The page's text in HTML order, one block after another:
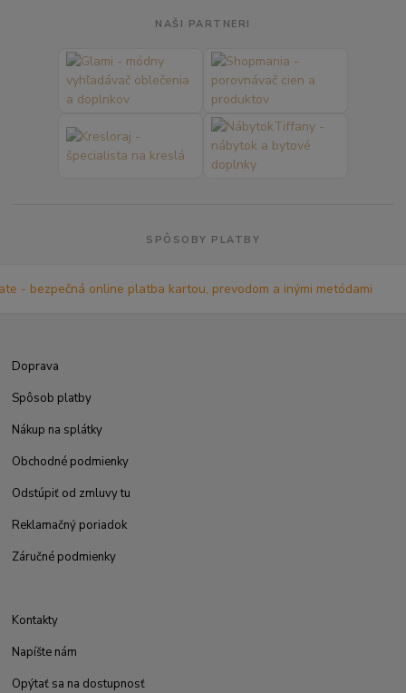
NAŠI PARTNERI
SPÔSOBY PLATBY
Doprava
Spôsob platby
Nákup na splátky
Obchodné podmienky
Odstúpiť od zmluvy tu
Reklamačný poriadok
Záručné podmienky
Kontakty
Napíšte nám
Opýtať sa na dostupnosť